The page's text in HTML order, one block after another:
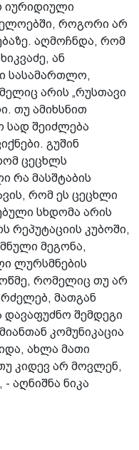
იურიდიული
როგორი არ
აღმოჩნდა, რომ
ან
სასამართლო,
არის „რუსთავი
თუ ამიხსნით
სად შეიძლება
გუშინ
ცეცხლს
რა მასშტაბის
რომ ეს ცეცხლი
სხდომა არის
რეპუტაციის კუბოში,
მეგონა,
ლურსმნების
რომელიც თუ არ
მათგან
შემდეგი
კომუნიკაცია
ახლა მათი
კიდევ არ მოვლენ,
აღნიშნა ნიკა